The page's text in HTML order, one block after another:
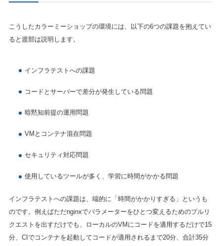
こうしたカラーミーショップの環境には、以下の6つの課題を抱えてい
ると渡部は説明します。
インフラテストへの課題
コードとサーバーで差分が発生している問題
暗黙知前提の運用問題
VMとコンテナ混在問題
セキュリティ対応問題
使用しているツールが多く、学習に時間がかかる問題
インフラテストへの課題は、端的に「時間がかかりすぎる」というも
のです。例えばただnginxでパラメーターをひとつ変えるためのプルリ
クエストを出すだけでも、ローカルのVMにコードを適用するだけで15
分、CIでコンテナを起動してコードが適用されるまで20分、合計35分